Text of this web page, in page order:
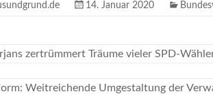
14. Januar 2020
zertrümmert Träume vieler SPD-
Weitreichende Umgestaltung der